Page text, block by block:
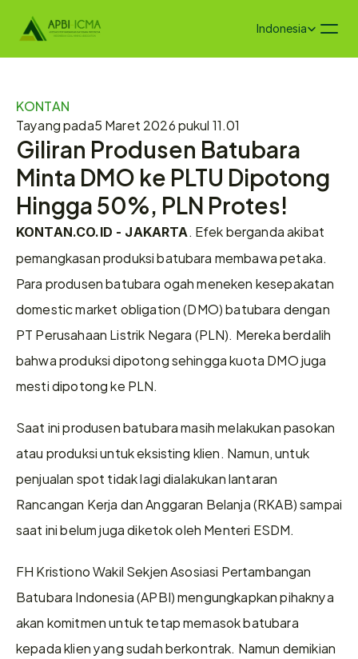
Select Language
Indonesia
KONTAN
Tayang pada5 Maret 2026 pukul 11.01
Giliran Produsen Batubara
Minta DMO ke PLTU Dipotong
Hingga 50%, PLN Protes!
KONTAN.CO.ID - JAKARTA. Efek berganda akibat
pemangkasan produksi batubara membawa petaka.
Para produsen batubara ogah meneken kesepakatan
domestic market obligation (DMO) batubara dengan
PT Perusahaan Listrik Negara (PLN). Mereka berdalih
bahwa produksi dipotong sehingga kuota DMO juga
mesti dipotong ke PLN.
Saat ini produsen batubara masih melakukan pasokan
atau produksi untuk eksisting klien. Namun, untuk
penjualan spot tidak lagi dialakukan lantaran
Rancangan Kerja dan Anggaran Belanja (RKAB) sampai
saat ini belum juga diketok oleh Menteri ESDM.
FH Kristiono Wakil Sekjen Asosiasi Pertambangan
Batubara Indonesia (APBI) mengungkapkan pihaknya
akan komitmen untuk tetap memasok batubara
kepada klien yang sudah berkontrak. Namun demikian